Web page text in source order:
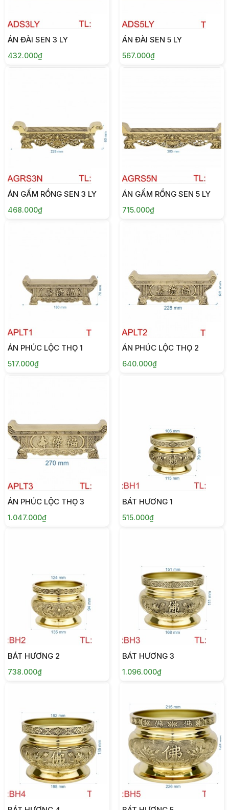
ÁN ĐÀI SEN 3 LY
432.000₫
ÁN ĐÀI SEN 5 LY
567.000₫
ÁN GẤM RỒNG SEN 3 LY
468.000₫
ÁN GẤM RỒNG SEN 5 LY
715.000₫
ÁN PHÚC LỘC THỌ 1
517.000₫
ÁN PHÚC LỘC THỌ 2
640.000₫
ÁN PHÚC LỘC THỌ 3
1.047.000₫
BÁT HƯƠNG 1
515.000₫
BÁT HƯƠNG 2
738.000₫
BÁT HƯƠNG 3
1.096.000₫